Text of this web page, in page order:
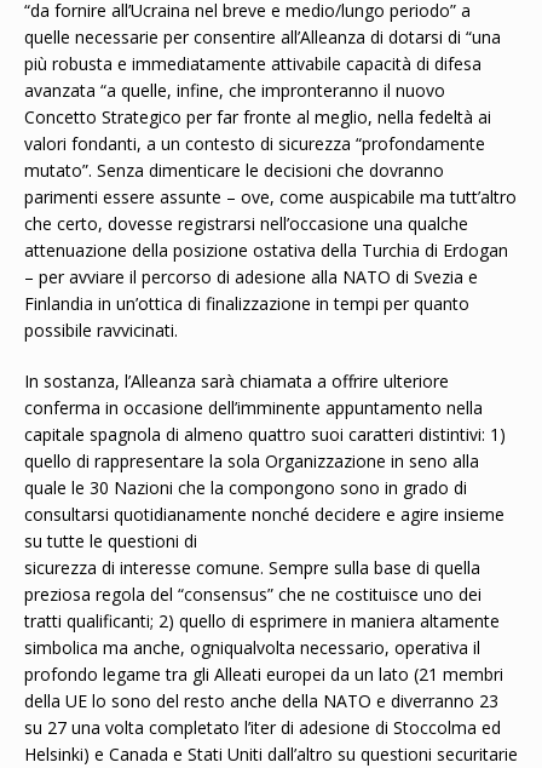
“da fornire all’Ucraina nel breve e medio/lungo periodo” a
quelle necessarie per consentire all’Alleanza di dotarsi di “una
più robusta e immediatamente attivabile capacità di difesa
avanzata “a quelle, infine, che impronteranno il nuovo
Concetto Strategico per far fronte al meglio, nella fedeltà ai
valori fondanti, a un contesto di sicurezza “profondamente
mutato”. Senza dimenticare le decisioni che dovranno
parimenti essere assunte – ove, come auspicabile ma tutt’altro
che certo, dovesse registrarsi nell’occasione una qualche
attenuazione della posizione ostativa della Turchia di Erdogan
– per avviare il percorso di adesione alla NATO di Svezia e
Finlandia in un’ottica di finalizzazione in tempi per quanto
possibile ravvicinati.
In sostanza, l’Alleanza sarà chiamata a offrire ulteriore
conferma in occasione dell’imminente appuntamento nella
capitale spagnola di almeno quattro suoi caratteri distintivi: 1)
quello di rappresentare la sola Organizzazione in seno alla
quale le 30 Nazioni che la compongono sono in grado di
consultarsi quotidianamente nonché decidere e agire insieme
su tutte le questioni di
sicurezza di interesse comune. Sempre sulla base di quella
preziosa regola del “consensus” che ne costituisce uno dei
tratti qualificanti; 2) quello di esprimere in maniera altamente
simbolica ma anche, ogniqualvolta necessario, operativa il
profondo legame tra gli Alleati europei da un lato (21 membri
della UE lo sono del resto anche della NATO e diverranno 23
su 27 una volta completato l’iter di adesione di Stoccolma ed
Helsinki) e Canada e Stati Uniti dall’altro su questioni securitarie